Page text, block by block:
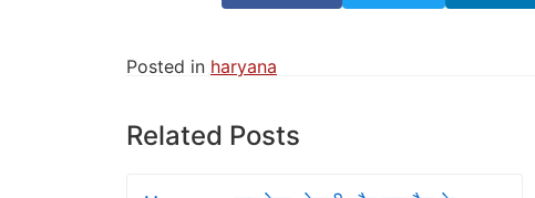
Posted in haryana
Related Posts